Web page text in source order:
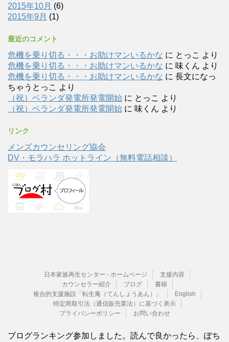
2015年10月 (6)
2015年9月 (1)
最近のコメント
危機を乗り切る・・・お助けマンいるかな に とっこ より
危機を乗り切る・・・お助けマンいるかな に 味くん より
危機を乗り切る・・・お助けマンいるかな に 長文になっ
ちゃうとっこ より
（祝）ベランダ発電所発電開始 に とっこ より
（祝）ベランダ発電所発電開始 に 味くん より
リンク
メンズカウンセリング協会
DV・モラハラ ホットライン（無料電話相談）
日本家族再生センター - ホームページ
支援内容
カウンセラー紹介
ブログ
書籍
複合的支援施設「転生庵（てんしょうあん）」
English
特定商取引法（通信販売業法）に基づく表示
プライバシーポリシー
お問い合わせ
ブログランキング参加しました。読んで良かったら、ぽち